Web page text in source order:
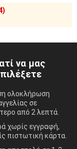
να μας
ολοκλήρωση
σε
από 2 λεπτά.
χωρίς εγγραφή,
πιστωτική κάρτα.